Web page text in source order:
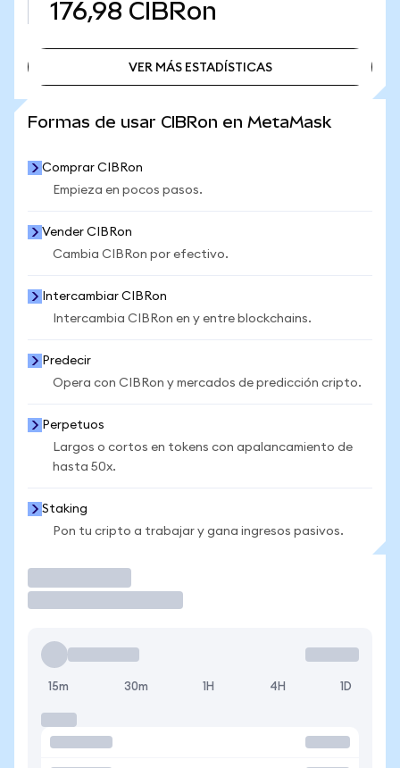
176,98 CIBRon
VER MÁS ESTADÍSTICAS
Formas de usar CIBRon en MetaMask
Comprar CIBRon
Empieza en pocos pasos.
Vender CIBRon
Cambia CIBRon por efectivo.
Intercambiar CIBRon
Intercambia CIBRon en y entre blockchains.
Predecir
Opera con CIBRon y mercados de predicción cripto.
Perpetuos
Largos o cortos en tokens con apalancamiento de
hasta 50x.
Staking
Pon tu cripto a trabajar y gana ingresos pasivos.
15m 30m 1H 4H 1D